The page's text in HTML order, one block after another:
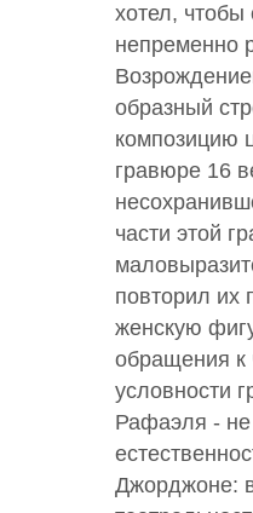
хотел, чтобы
непременно
образный
композицию
гравюре 16
части этой
повторил их
женскую
обращения к
условности
Рафаэля -
Джорджоне: в